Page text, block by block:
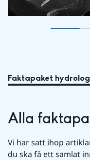
Gå till
Faktapaket
Alla
Vi har satt ihop
du ska få ett samlat